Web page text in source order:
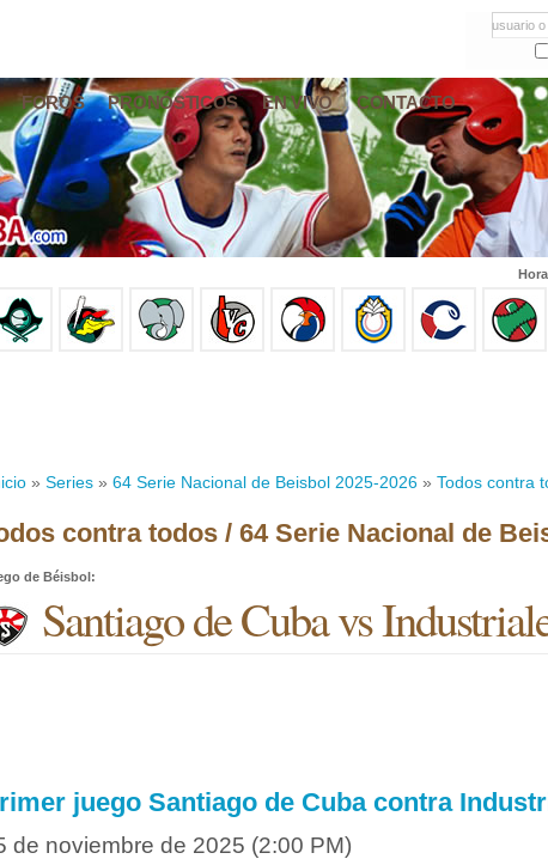
usuario o
FOROS PRONÓSTICOS EN VIVO CONTACTO
» Series » 64 Serie Nacional de Beisbol 2025-2026 » Todos contra
contra todos / 64 Serie Nacional de
de Béisbol:
Santiago de Cuba vs
juego Santiago de Cuba contra
de noviembre de 2025 (2:00 PM)